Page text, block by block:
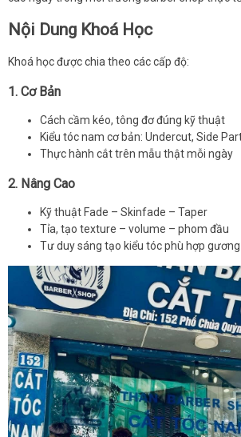
Nội Dung Khoá Học
Khoá học được chia theo các cấp độ:
1. Cơ Bản
Cách cầm kéo, tông đơ đúng kỹ thuật
Kiểu tóc nam cơ bản: Undercut, Side
Thực hành cắt trên mẫu thật mỗi ngày
2. Nâng Cao
Kỹ thuật Fade – Skinfade – Taper
Tỉa, tạo texture – volume – phom đầu
Tư duy sáng tạo kiểu tóc phù hợp